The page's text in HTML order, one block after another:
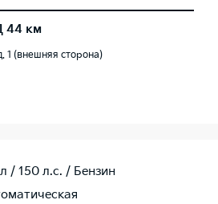
44 км
1 (внешняя сторона)
/ 150 л.c. / Бензин